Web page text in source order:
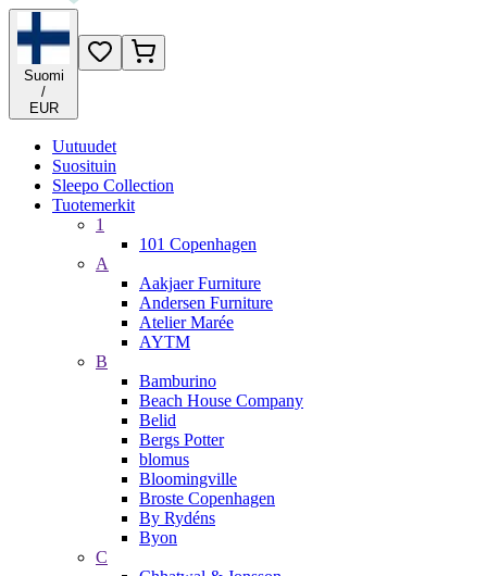
Suomi
/
EUR
Uutuudet
Suosituin
Sleepo Collection
Tuotemerkit
1
101 Copenhagen
A
Aakjaer Furniture
Andersen Furniture
Atelier Marée
AYTM
B
Bamburino
Beach House Company
Belid
Bergs Potter
blomus
Bloomingville
Broste Copenhagen
By Rydéns
Byon
C